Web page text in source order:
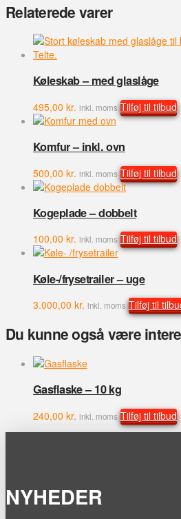
Relaterede varer
Køleskab – med glaslåge
495,00 kr. inkl. moms Tilføj til tilbud
Komfur – inkl. ovn
500,00 kr. inkl. moms Tilføj til tilbud
Kogeplade – dobbelt
100,00 kr. inkl. moms Tilføj til tilbud
Køle-/frysetrailer – uge
3.000,00 kr. inkl. moms Tilføj til
Du kunne også være
Gasflaske – 10 kg
240,00 kr. inkl. moms Tilføj til tilbud
NYHEDER